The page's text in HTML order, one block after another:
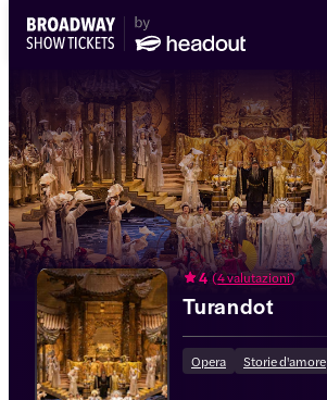
4 (4 valutazioni)
Turandot
Opera Storie d'amore